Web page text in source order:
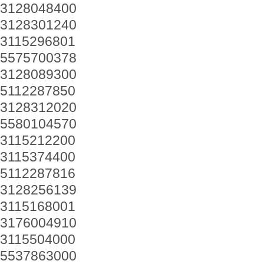
3128048400
3128301240
3115296801
5575700378
3128089300
5112287850
3128312020
5580104570
3115212200
3115374400
5112287816
3128256139
3115168001
3176004910
3115504000
5537863000